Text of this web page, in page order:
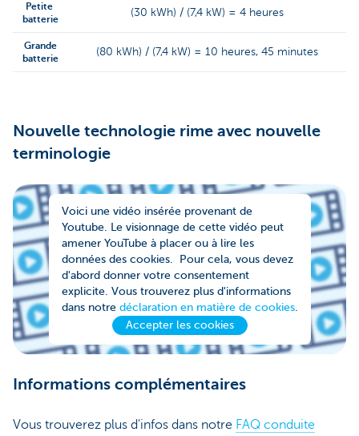
Petite
batterie
(30 kWh) / (7,4 kW) = 4 heures
Grande
batterie
(80 kWh) / (7,4 kW) = 10 heures, 45 minutes
Nouvelle technologie rime avec nouvelle
terminologie
Voici une vidéo insérée provenant de
Youtube. Le visionnage de cette vidéo peut
amener YouTube à placer ou à lire les
données des cookies. Pour cela, vous devez
d'abord donner votre consentement
explicite. Vous trouverez plus d'informations
dans notre déclaration en matière de cookies.
Accepter les cookies
Informations complémentaires
Vous trouverez plus d'infos dans notre FAQ conduite